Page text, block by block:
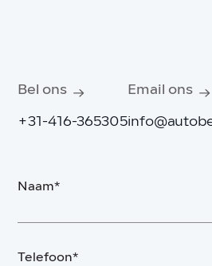
Bel ons
+31-416-365305
Email ons
Naam*
Telefoon*